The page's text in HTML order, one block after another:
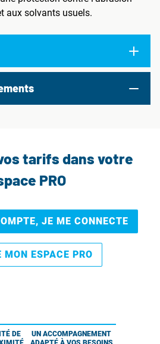
aux solvants usuels.
tarifs dans votre
PRO
JE ME CONNECTE
MON ESPACE PRO
DE
UN ACCOMPAGNEMENT